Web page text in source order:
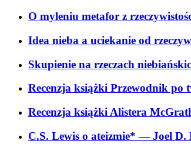
O myleniu metafor z
Idea nieba a uciekanie od
Skupienie na rzeczach
Recenzja książki Przewodnik po
Recenzja książki Alistera
C.S. Lewis o ateizmie*— Joel D.